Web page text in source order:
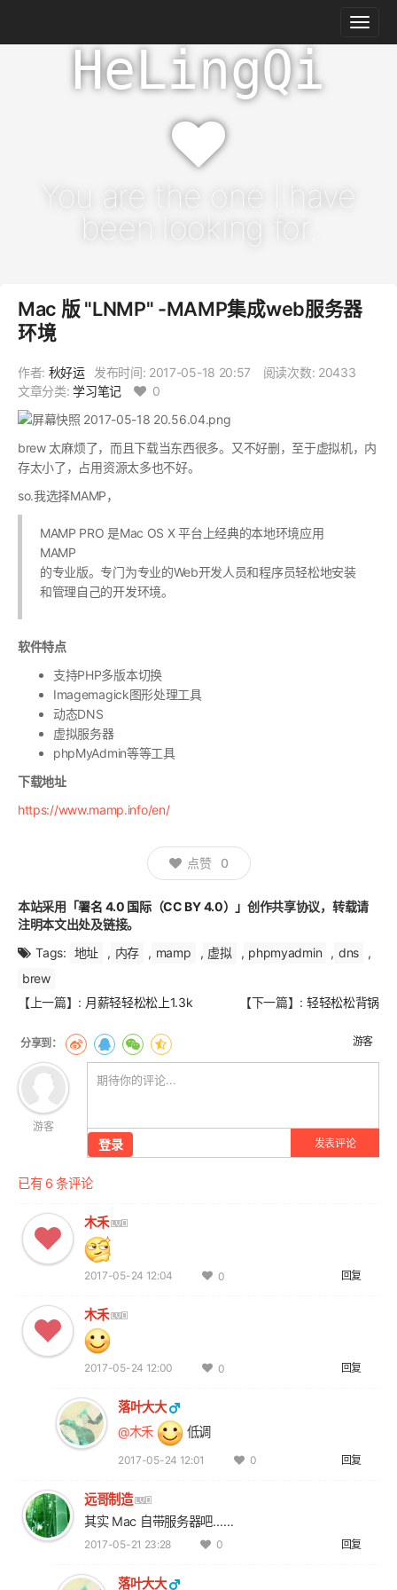
HeLingQi
You are the one I have
been looking for.
Mac 版 "LNMP" -MAMP集成web服务器
环境
作者: 秋好运 发布时间: 2017-05-18 20:57
阅读次数: 20433
文章分类:学习笔记 0
brew 太麻烦了，而且下载当东西很多。又不好删，至于虚拟机，内
存太小了，占用资源太多也不好。
so.我选择MAMP，
MAMP PRO 是Mac OS X 平台上经典的本地环境应用
MAMP
的专业版。专门为专业的Web开发人员和程序员轻松地安装
和管理自己的开发环境。
软件特点
支持PHP多版本切换
Imagemagick图形处理工具
动态DNS
虚拟服务器
phpMyAdmin等等工具
下载地址
https://www.mamp.info/en/
点赞 0
本站采用 「署名 4.0 国际（CC BY 4.0）」创作共享协议，转载请
注明本文出处及链接。
Tags: 地址 , 内存 , mamp , 虚拟 , phpmyadmin , dns
,
brew
文
翻
页
【上一篇】: 月薪轻轻松松上1.3k 【下一篇】: 轻轻松松背锅
游客
游客
登录 发表评论
已有 6 条评论
木禾
2017-05-24 12:04 回复
0
木禾
2017-05-24 12:00 回复
0
落叶大大
@木禾
低调
2017-05-24 12:01 回复
0
远哥制造
其实 Mac 自带服务器吧……
2017-05-21 23:28 回复
0
落叶大大